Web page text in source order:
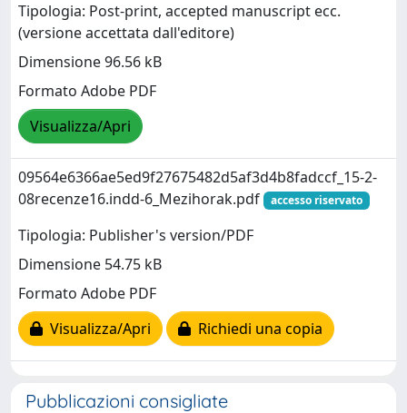
Tipologia: Post-print, accepted manuscript ecc.
(versione accettata dall'editore)
Dimensione 96.56 kB
Formato Adobe PDF
Visualizza/Apri
09564e6366ae5ed9f27675482d5af3d4b8fadccf_15-2-
08recenze16.indd-6_Mezihorak.pdf
accesso riservato
Tipologia: Publisher's version/PDF
Dimensione 54.75 kB
Formato Adobe PDF
Visualizza/Apri
Richiedi una copia
Pubblicazioni consigliate